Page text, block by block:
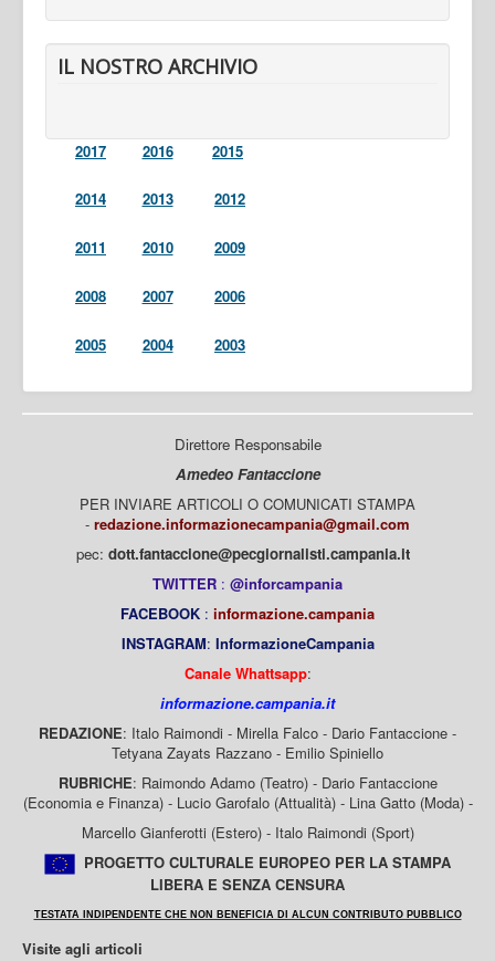
IL NOSTRO ARCHIVIO
2017 2016 2015
2014 2013 2012
2011 2010 2009
2008 2007 2006
2005 2004 2003
Direttore Responsabile
Amedeo Fantaccione
PER INVIARE ARTICOLI O COMUNICATI STAMPA
- redazione.informazionecampania@gmail.com
pec: dott.fantaccione@pecgiornalisti.campania.it
TWITTER : @inforcampania
FACEBOOK : informazione.campania
INSTAGRAM: InformazioneCampania
Canale Whattsapp:
informazione.campania.it
REDAZIONE: Italo Raimondi - Mirella Falco - Dario Fantaccione -
Tetyana Zayats Razzano - Emilio Spiniello
RUBRICHE: Raimondo Adamo (Teatro) - Dario Fantaccione
(Economia e Finanza) - Lucio Garofalo (Attualità) - Lina Gatto (Moda) -
Marcello Gianferotti (Estero) - Italo Raimondi (Sport)
PROGETTO CULTURALE EUROPEO PER LA STAMPA
LIBERA E SENZA CENSURA
TESTATA INDIPENDENTE CHE NON BENEFICIA DI ALCUN CONTRIBUTO PUBBLICO
Visite agli articoli